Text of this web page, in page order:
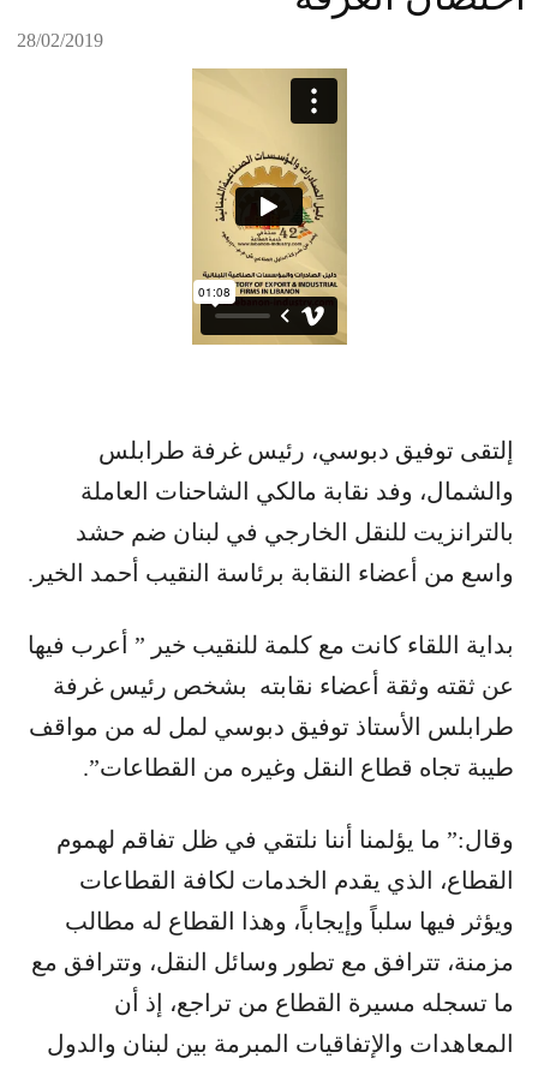
28/02/2019
إلتقى توفيق دبوسي، رئيس غرفة طرابلس
والشمال، وفد نقابة مالكي الشاحنات العاملة
بالترانزيت للنقل الخارجي في لبنان ضم حشد
واسع من أعضاء النقابة برئاسة النقيب أحمد الخير.
بداية اللقاء كانت مع كلمة للنقيب خير ” أعرب فيها
عن ثقته وثقة أعضاء نقابته بشخص رئيس غرفة
طرابلس الأستاذ توفيق دبوسي لمل له من مواقف
طيبة تجاه قطاع النقل وغيره من القطاعات”.
وقال:” ما يؤلمنا أننا نلتقي في ظل تفاقم لهموم
القطاع، الذي يقدم الخدمات لكافة القطاعات
ويؤثر فيها سلباً وإيجاباً، وهذا القطاع له مطالب
مزمنة، تترافق مع تطور وسائل النقل، وتترافق مع
ما تسجله مسيرة القطاع من تراجع، إذ أن
المعاهدات والإتفاقيات المبرمة بين لبنان والدول